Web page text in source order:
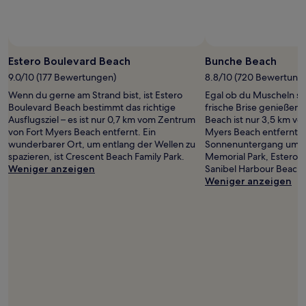
Es
können
zusätzliche
Bedingungen
gelten.
Estero Boulevard Beach
9.0/10 (177 Bewertungen)
Wenn du gerne am Strand bist, ist Estero
Boulevard Beach bestimmt das richtige
Ausflugsziel – es ist nur 0,7 km vom Zentrum
von Fort Myers Beach entfernt. Ein
wunderbarer Ort, um entlang der Wellen zu
spazieren, ist Crescent Beach Family Park.
Weniger anzeigen
Bunche Beach
8.8/10 (720
Egal ob du Muscheln
frische Brise genießen
Beach ist nur 3,5 km
Myers Beach entfernt.
Sonnenuntergang um
Memorial Park, Estero
Sanibel Harbour Beach.
Weniger anzeigen